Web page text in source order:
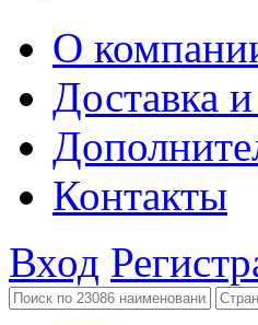
О
Доставка
Контакты
Вход